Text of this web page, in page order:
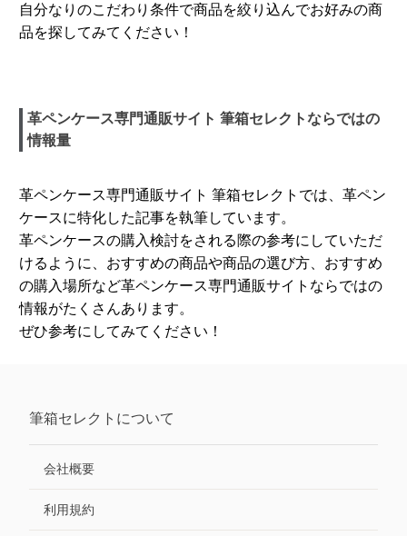
自分なりのこだわり条件で商品を絞り込んでお好みの商
品を探してみてください！
革ペンケース専門通販サイト 筆箱セレクトならではの
情報量
革ペンケース専門通販サイト 筆箱セレクトでは、革ペン
ケースに特化した記事を執筆しています。
革ペンケースの購入検討をされる際の参考にしていただ
けるように、おすすめの商品や商品の選び方、おすすめ
の購入場所など革ペンケース専門通販サイトならではの
情報がたくさんあります。
ぜひ参考にしてみてください！
筆箱セレクト について
会社概要
利用規約